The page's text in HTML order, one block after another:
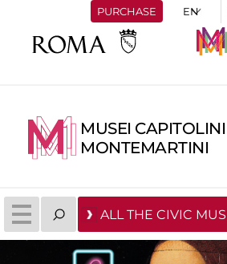
PURCHASE
MUSEI
MONTEMARTINI
ALL THE CIVIC